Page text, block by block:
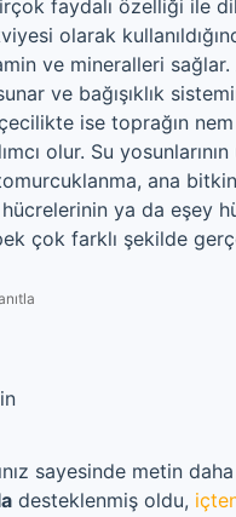
faydalı özelliği ile
olarak
ve mineralleri sağlar.
ve bağışıklık
ise toprağın
olur. Su
ana
ya da eşey
çok farklı şekilde
sayesinde metin daha
desteklenmiş oldu,